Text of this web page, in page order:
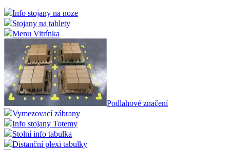
Info stojany na noze
Stojany na tablety
Menu Vitrínka
Podlahové značení
Vymezovací zábrany
Info stojany Totemy
Stolní info tabulka
Distanční plexi tabulky